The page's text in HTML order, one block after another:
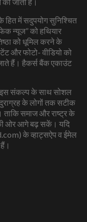
हित में सदुपयोग सुनिश्चित
न्यूज” को हथियार
को धूमिल करने के
और फोटो- वीडियो को
हैं। हैकर्स बैंक एकाउंट
संकल्प के साथ सोशल
दुराग्रह के लोगों तक सटीक
ताकि समाज और राष्ट्र के
की ओर आगे बढ़ सकें। यदि
के व्हाट्सऐप व ईमेल